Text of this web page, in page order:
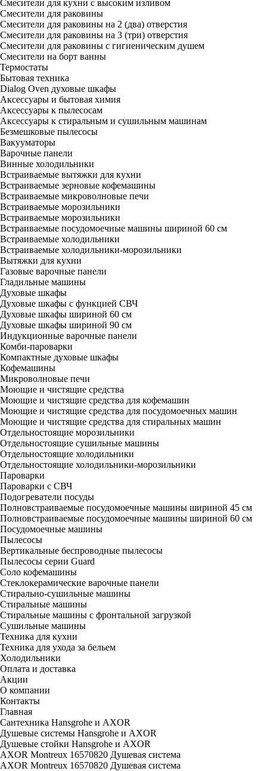
Смесители для кухни с высоким изливом
Смесители для раковины
Смесители для раковины на 2 (два) отверстия
Смесители для раковины на 3 (три) отверстия
Смесители для раковины с гигиеническим душем
Смесители на борт ванны
Термостаты
Бытовая техника
Dialog Oven духовые шкафы
Аксессуары и бытовая химия
Аксессуары к пылесосам
Аксессуары к стиральным и сушильным машинам
Безмешковые пылесосы
Вакууматоры
Варочные панели
Винные холодильники
Встраиваемые вытяжки для кухни
Встраиваемые зерновые кофемашины
Встраиваемые микроволновые печи
Встраиваемые морозильники
Встраиваемые морозильники
Встраиваемые посудомоечные машины шириной 60 см
Встраиваемые холодильники
Встраиваемые холодильники-морозильники
Вытяжки для кухни
Газовые варочные панели
Гладильные машины
Духовые шкафы
Духовые шкафы с функцией СВЧ
Духовые шкафы шириной 60 см
Духовые шкафы шириной 90 см
Индукционные варочные панели
Комби-пароварки
Компактные духовые шкафы
Кофемашины
Микроволновые печи
Моющие и чистящие средства
Моющие и чистящие средства для кофемашин
Моющие и чистящие средства для посудомоечных машин
Моющие и чистящие средства для стиральных машин
Отдельностоящие морозильники
Отдельностоящие сушильные машины
Отдельностоящие холодильники
Отдельностоящие холодильники-морозильники
Пароварки
Пароварки с СВЧ
Подогреватели посуды
Полновстраиваемые посудомоечные машины шириной 45 см
Полновстраиваемые посудомоечные машины шириной 60 см
Посудомоечные машины
Пылесосы
Вертикальные беспроводные пылесосы
Пылесосы серии Guard
Соло кофемашины
Стеклокерамические варочные панели
Стирально-сушильные машины
Стиральные машины
Стиральные машины с фронтальной загрузкой
Сушильные машины
Техника для кухни
Техника для ухода за бельем
Холодильники
Оплата и доставка
Акции
О компании
Контакты
Главная
Сантехника Hansgrohe и AXOR
Душевые системы Hansgrohe и AXOR
Душевые стойки Hansgrohe и AXOR
AXOR Montreux 16570820 Душевая система
AXOR Montreux 16570820 Душевая система